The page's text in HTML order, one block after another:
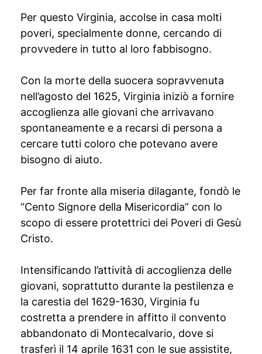
Per questo Virginia, accolse in casa molti
poveri, specialmente donne, cercando di
provvedere in tutto al loro fabbisogno.
Con la morte della suocera sopravvenuta
nell’agosto del 1625, Virginia iniziò a fornire
accoglienza alle giovani che arrivavano
spontaneamente e a recarsi di persona a
cercare tutti coloro che potevano avere
bisogno di aiuto.
Per far fronte alla miseria dilagante, fondò le
“Cento Signore della Misericordia” con lo
scopo di essere protettrici dei Poveri di Gesù
Cristo.
Intensificando l’attività di accoglienza delle
giovani, soprattutto durante la pestilenza e
la carestia del 1629-1630, Virginia fu
costretta a prendere in affitto il convento
abbandonato di Montecalvario, dove si
trasferì il 14 aprile 1631 con le sue assistite,